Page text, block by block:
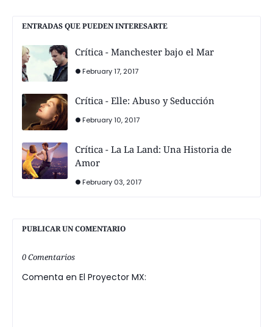
ENTRADAS QUE PUEDEN INTERESARTE
Crítica - Manchester bajo el Mar
February 17, 2017
Crítica - Elle: Abuso y Seducción
February 10, 2017
Crítica - La La Land: Una Historia de
Amor
February 03, 2017
PUBLICAR UN COMENTARIO
0 Comentarios
Comenta en El Proyector MX: